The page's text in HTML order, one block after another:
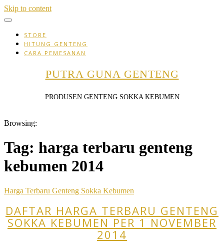
Skip to content
STORE
HITUNG GENTENG
CARA PEMESANAN
PUTRA GUNA GENTENG
PRODUSEN GENTENG SOKKA KEBUMEN
Browsing:
Tag: harga terbaru genteng
kebumen 2014
Harga Terbaru Genteng Sokka Kebumen
DAFTAR HARGA TERBARU GENTENG
SOKKA KEBUMEN PER 1 NOVEMBER
2014